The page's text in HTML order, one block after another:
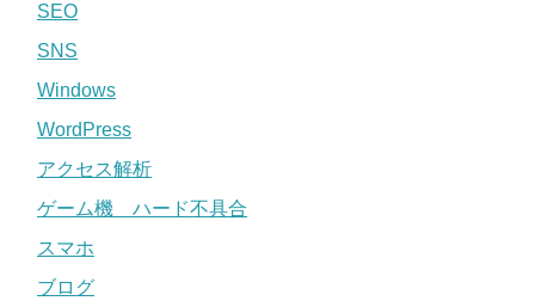
SEO
SNS
Windows
WordPress
アクセス解析
ゲーム機 ハード不具合
スマホ
ブログ